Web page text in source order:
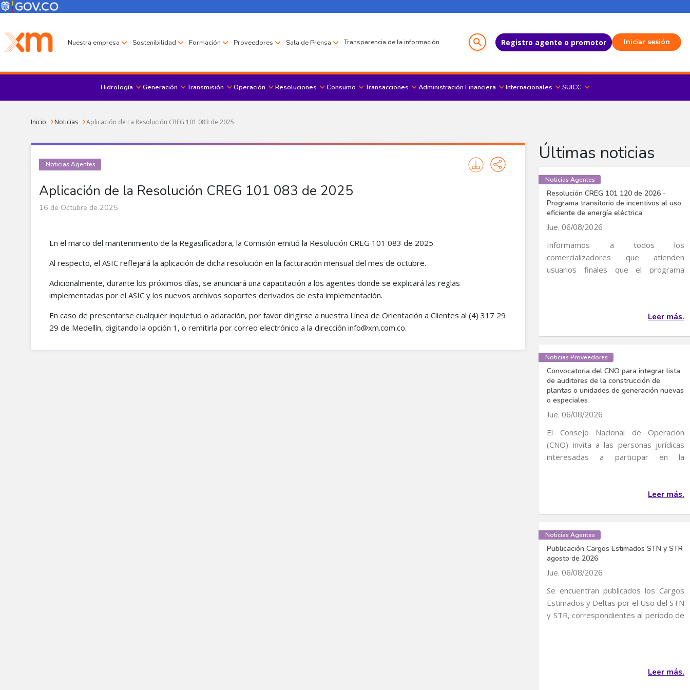
Pasar al contenido principal
Menú Corporativo
Menú de encabezado
Nuestra empresa Sostenibilidad Formación Proveedores Sala de Prensa Transparencia de la información Registro agente o promotor Iniciar sesión
Menu principal
Hidrología Generación Transmisión Operación Resoluciones Consumo Transacciones Administración Financiera Internacionales SUICC
Sobrescribir enlaces de ayuda a la navegación
Inicio Noticias Aplicación de La Resolución CREG 101 083 de 2025
Aplicación de la Resolución CREG 101 083 de 2025
Noticias Agentes
16 de Octubre de 2025
En el marco del mantenimiento de la Regasificadora, la Comisión emitió la Resolución CREG 101 083 de 2025.
Al respecto, el ASIC reflejará la aplicación de dicha resolución en la facturación mensual del mes de octubre.
Adicionalmente, durante los próximos días, se anunciará una capacitación a los agentes donde se explicará las reglas
implementadas por el ASIC y los nuevos archivos soportes derivados de esta implementación.
En caso de presentarse cualquier inquietud o aclaración, por favor dirigirse a nuestra Línea de Orientación a Clientes al (4) 317 29
29 de Medellín, digitando la opción 1, o remitirla por correo electrónico a la dirección info@xm.com.co.
Últimas noticias
Noticias Agentes
Resolución CREG 101 120 de 2026 -
Programa transitorio de incentivos al uso
eficiente de energía eléctrica
Jue, 06/08/2026
Informamos a todos los
comercializadores que atienden
usuarios finales que el programa
Leer más.
Noticias Proveedores
Convocatoria del CNO para integrar lista
de auditores de la construcción de
plantas o unidades de generación nuevas
o especiales
Jue, 06/08/2026
El Consejo Nacional de Operación
(CNO) invita a las personas jurídicas
interesadas a participar en la
Leer más.
Noticias Agentes
Publicación Cargos Estimados STN y STR
agosto de 2026
Jue, 06/08/2026
Se encuentran publicados los Cargos
Estimados y Deltas por el Uso del STN
y STR, correspondientes al período de
Leer más.